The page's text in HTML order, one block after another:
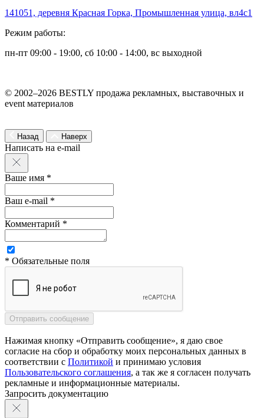
141051, деревня Красная Горка, Промышленная улица, вл4с1
Режим работы:
пн-пт 09:00 - 19:00, сб 10:00 - 14:00, вс выходной
© 2002–2026 BESTLY продажа рекламных, выставочных и
event материалов
Назад Наверх
Написать на e-mail
Ваше имя *
Ваш e-mail *
Комментарий *
* Обязательные поля
Нажимая кнопку «Отправить сообщение», я даю свое
согласие на сбор и обработку моих персональных данных в
соответствии с Политикой и принимаю условия
Пользовательского соглашения, а так же я согласен получать
рекламные и информационные материалы.
Запросить документацию